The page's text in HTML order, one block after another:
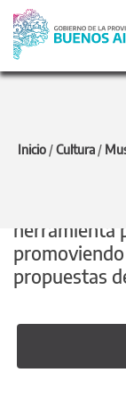
Inicio /Cultura /
herramienta
propuestas